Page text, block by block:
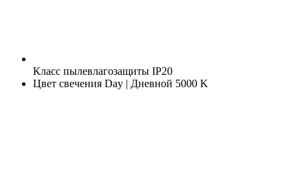
Класс пылевлагозащиты IP20
Цвет свечения Day | Дневной 5000 K